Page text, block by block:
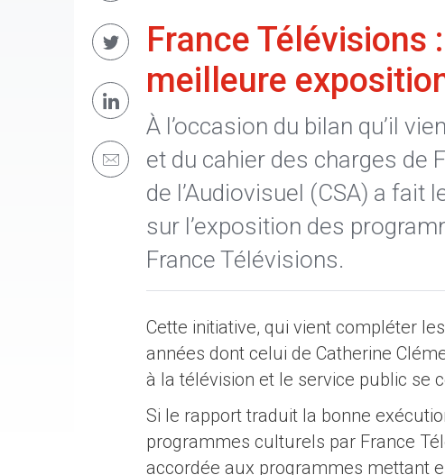
France Télévisions
meilleure
À l’occasion du bilan qu’il
et du cahier des charges de
de l’Audiovisuel (CSA) a fait
sur l’exposition des
France Télévisions.
Cette initiative, qui vient compléter
années dont celui de Catherine
à la télévision et le service public se
Si le rapport traduit la bonne
programmes culturels par France
accordée aux programmes mettant